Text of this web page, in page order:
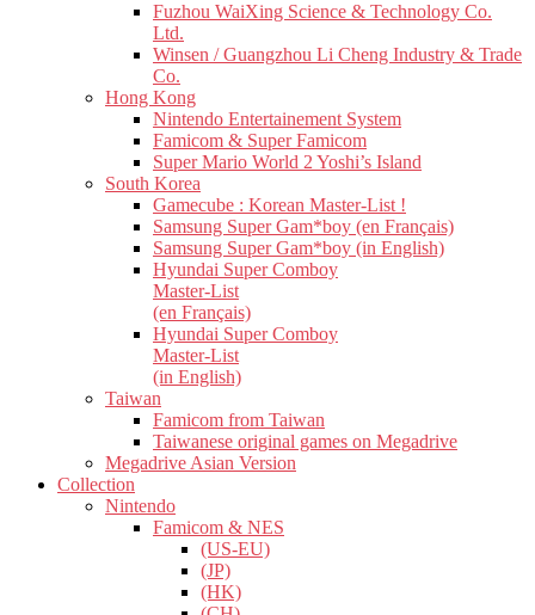
Fuzhou WaiXing Science & Technology Co.
Ltd.
Winsen / Guangzhou Li Cheng Industry & Trade
Co.
Hong Kong
Nintendo Entertainement System
Famicom & Super Famicom
Super Mario World 2 Yoshi’s Island
South Korea
Gamecube : Korean Master-List !
Samsung Super Gam*boy (en Français)
Samsung Super Gam*boy (in English)
Hyundai Super Comboy
Master-List
(en Français)
Hyundai Super Comboy
Master-List
(in English)
Taiwan
Famicom from Taiwan
Taiwanese original games on Megadrive
Megadrive Asian Version
Collection
Nintendo
Famicom & NES
(US-EU)
(JP)
(HK)